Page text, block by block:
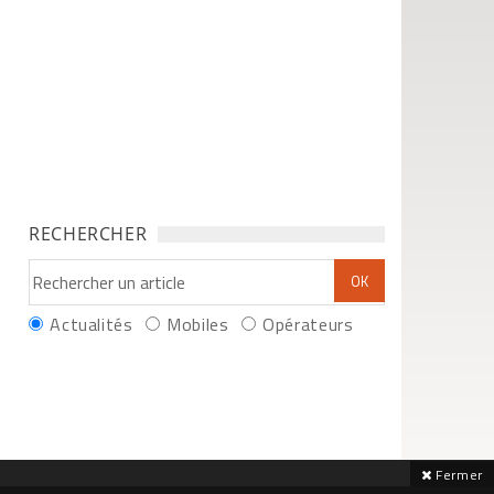
RECHERCHER
Actualités Mobiles Opérateurs
Fermer